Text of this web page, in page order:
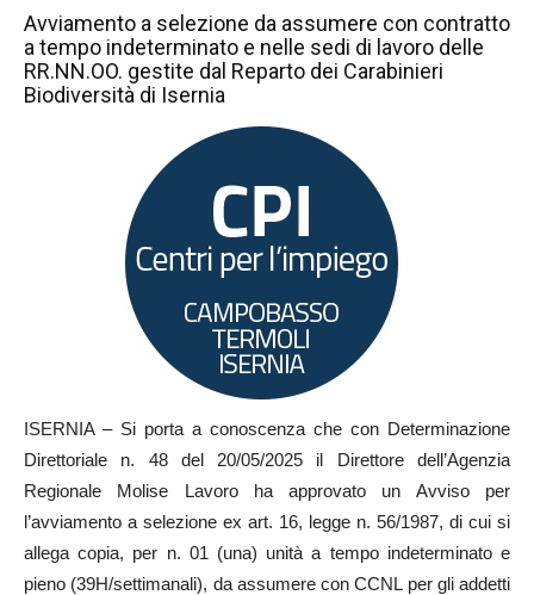
Avviamento a selezione da assumere con contratto
a tempo indeterminato e nelle sedi di lavoro delle
RR.NN.OO. gestite dal Reparto dei Carabinieri
Biodiversità di Isernia
ISERNIA – Si porta a conoscenza che con Determinazione
Direttoriale n. 48 del 20/05/2025 il Direttore dell’Agenzia
Regionale Molise Lavoro ha approvato un Avviso per
l’avviamento a selezione ex art. 16, legge n. 56/1987, di cui si
allega copia, per n. 01 (una) unità a tempo indeterminato e
pieno (39H/settimanali), da assumere con CCNL per gli addetti